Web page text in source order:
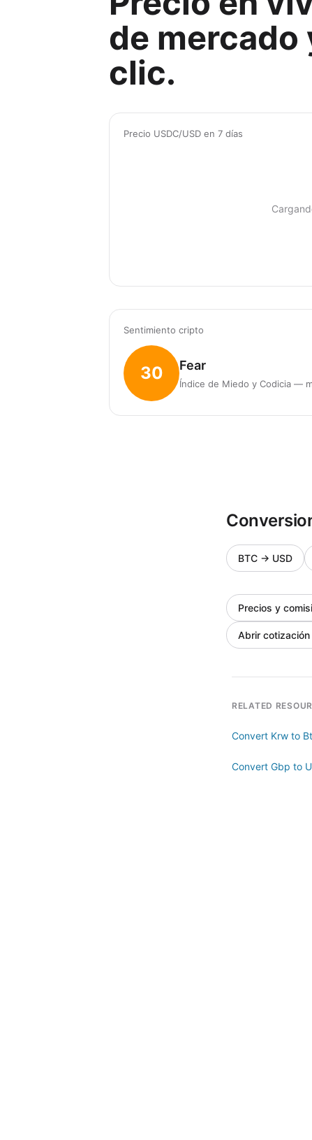
de mercado
clic.
Precio USDC/USD en 7 días
Sentimiento cripto
30 Fear
Índice de Miedo y Codicia —
BTC → USD
Precios y
Abrir
RELATED
Convert Krw to
Convert Gbp to